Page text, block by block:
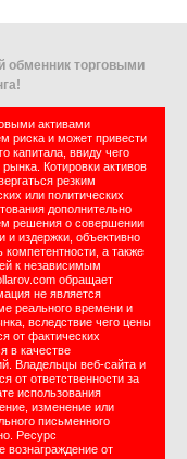
торговыми
активами
риска и может привести
капитала, ввиду чего
Котировки активов
резким
или политических
дополнительно
решения о совершении
и издержки, объективно
а также
к независимым
обращает
не является
реального времени и
вследствие чего цены
от фактических
в качестве
Владельцы веб-сайта и
от ответственности за
использования
изменение или
письменного
Ресурс
вознаграждение от